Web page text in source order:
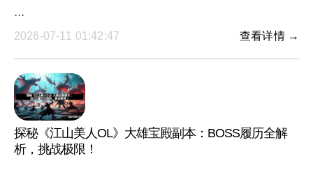
···
2026-07-11 01:42:47
查看详情 →
探秘《江山美人OL》大雄宝殿副本：BOSS履历全解
析，挑战极限！